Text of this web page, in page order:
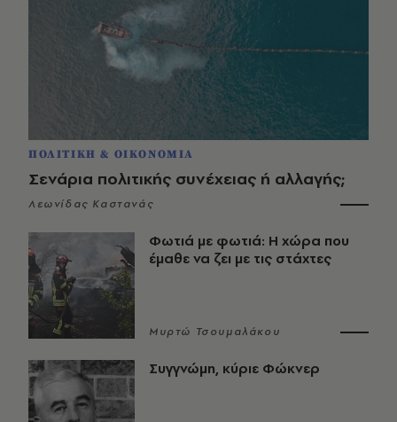
ΠΟΛΙΤΙΚΗ & ΟΙΚΟΝΟΜΙΑ
Σενάρια πολιτικής συνέχειας ή αλλαγής;
Λεωνίδας Καστανάς
Φωτιά με φωτιά: Η χώρα που
έμαθε να ζει με τις στάχτες
Μυρτώ Τσουμαλάκου
Συγγνώμη, κύριε Φώκνερ